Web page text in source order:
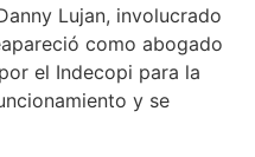
Lujan, involucrado
como abogado
el Indecopi para la
y se